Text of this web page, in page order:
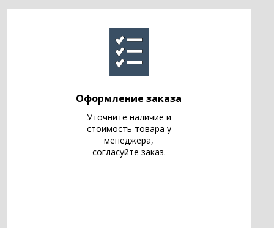
Оформление заказа
Уточните наличие и
стоимость товара у
менеджера,
согласуйте заказ.